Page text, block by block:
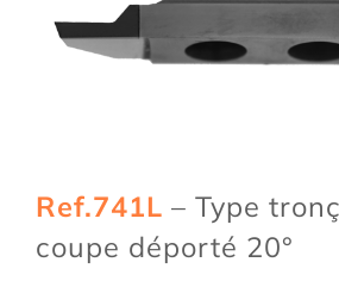
Ref.741L – Type
coupe déporté 20°